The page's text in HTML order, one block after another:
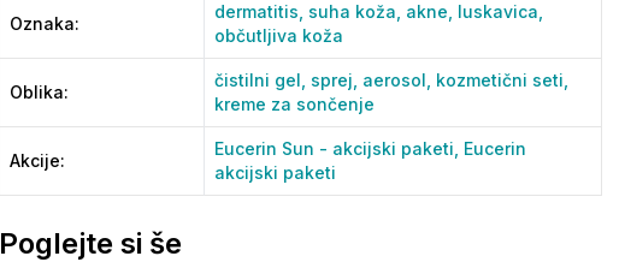
Oznaka:
dermatitis, suha koža, akne, luskavica,
občutljiva koža
Oblika:
čistilni gel, sprej, aerosol, kozmetični seti,
kreme za sončenje
Akcije:
Eucerin Sun - akcijski paketi, Eucerin
akcijski paketi
Poglejte si še